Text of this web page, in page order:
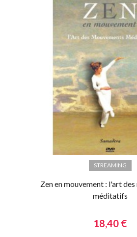
STREAMING
Zen en mouvement : l'art
méditatifs
18,40 €